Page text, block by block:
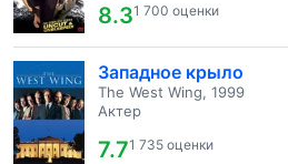
8.31 700 оценки
Западное крыло
The West Wing, 1999
Актер
7.71 735 оценки